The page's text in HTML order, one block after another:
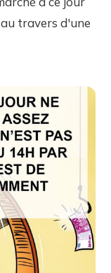
travers d'une